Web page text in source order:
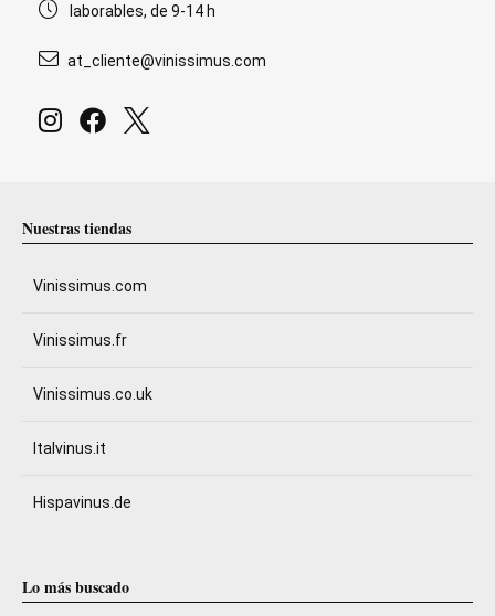
laborables, de 9-14 h
at_cliente@vinissimus.com
Nuestras tiendas
Vinissimus.com
Vinissimus.fr
Vinissimus.co.uk
Italvinus.it
Hispavinus.de
Lo más buscado